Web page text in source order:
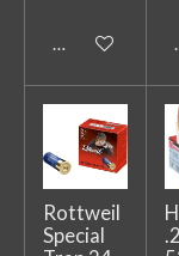
In den
Rottweil
Special